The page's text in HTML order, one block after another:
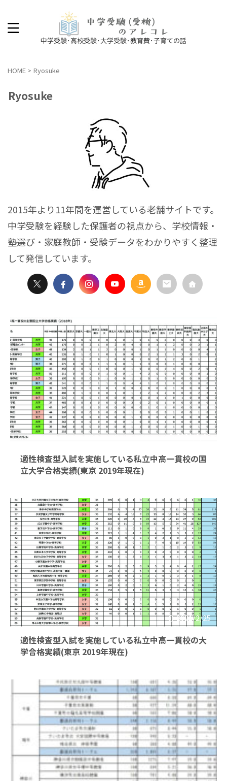
中学受験･高校受験･大学受験･教育費･子育ての話
HOME > Ryosuke
Ryosuke
2015年より11年間を運営している老舗サイトです。
中学受験を経験した保護者の視点から、学校情報・
塾選び・家庭教師・受験データをわかりやすく整理
して発信しています。
2021/3/23
適性検査型入試を実施している私立中高一貫校の国
立大学合格実績(東京 2019年現在)
2021/2/25
適性検査型入試を実施している私立中高一貫校の大
学合格実績(東京 2019年現在)